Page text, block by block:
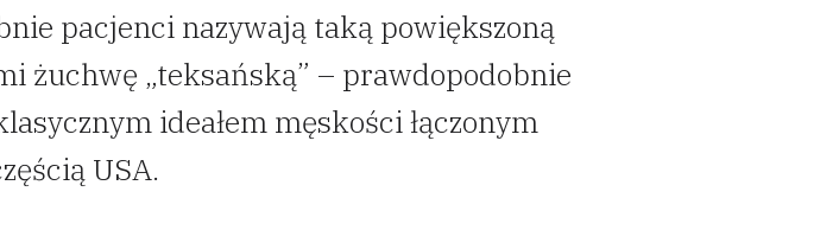
pacjenci nazywają taką powiększoną
żuchwę „teksańską” – prawdopodobnie
ideałem męskości łączonym
USA.